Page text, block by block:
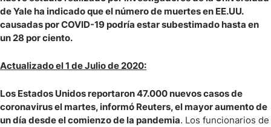
de Yale ha indicado que el número de muertes en EE.UU.
causadas por COVID-19 podría estar subestimado hasta en
un 28 por ciento.
Actualizado el 1 de Julio de 2020:
Los Estados Unidos reportaron 47.000 nuevos casos de
coronavirus el martes, informó Reuters, el mayor aumento de
un día desde el comienzo de la pandemia. Los funcionarios de